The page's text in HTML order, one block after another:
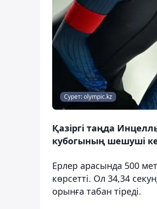
Сурет: olympic.kz
Қазіргі таңда
кубогының шешуші
Ерлер арасында 500
көрсетті. Ол 34,34
орынға табан тіреді.